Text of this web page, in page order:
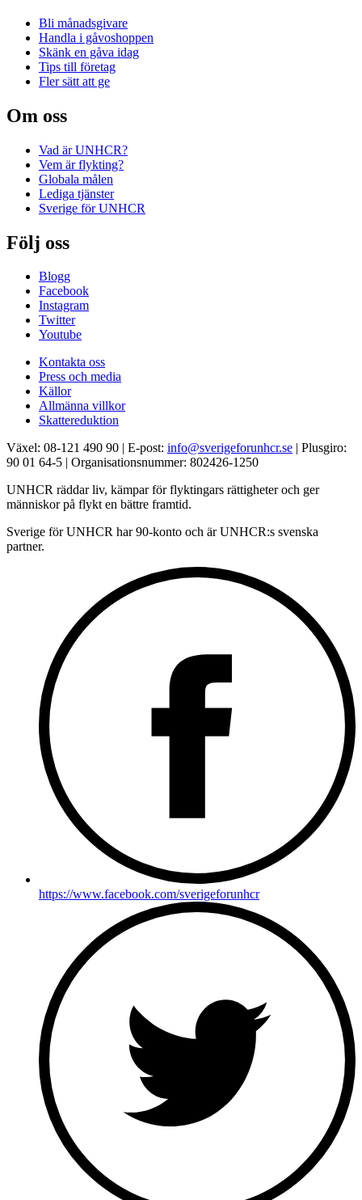
Bli månadsgivare
Handla i gåvoshoppen
Skänk en gåva idag
Tips till företag
Fler sätt att ge
Om oss
Vad är UNHCR?
Vem är flykting?
Globala målen
Lediga tjänster
Sverige för UNHCR
Följ oss
Blogg
Facebook
Instagram
Twitter
Youtube
Kontakta oss
Press och media
Källor
Allmänna villkor
Skattereduktion
Växel: 08-121 490 90 | E-post: info@sverigeforunhcr.se | Plusgiro:
90 01 64-5 | Organisationsnummer: 802426-1250
UNHCR räddar liv, kämpar för flyktingars rättigheter och ger
människor på flykt en bättre framtid.
Sverige för UNHCR har 90-konto och är UNHCR:s svenska
partner.
https://www.facebook.com/sverigeforunhcr